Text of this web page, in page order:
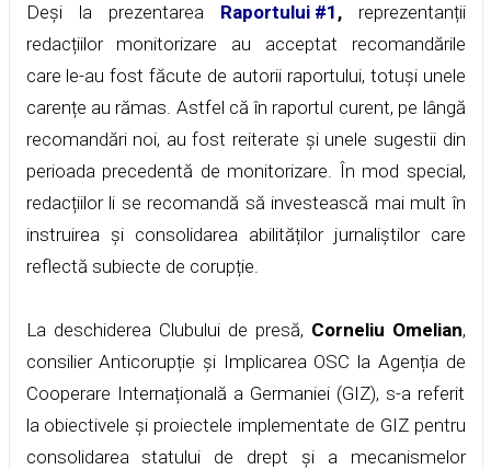
Deși la prezentarea Raportului #1 ,reprezentanții
redacțiilor monitorizare au acceptat recomandările
care le-au fost făcute de autorii raportului, totuși unele
carențe au rămas. Astfel că în raportul curent, pe lângă
recomandări noi, au fost reiterate și unele sugestii din
perioada precedentă de monitorizare. În mod special,
redacțiilor li se recomandă să investească mai mult în
instruirea și consolidarea abilităților jurnaliștilor care
reflectă subiecte de corupție.
La deschiderea Clubului de presă, Corneliu Omelian,
consilier Anticorupție și Implicarea OSC la Agenția de
Cooperare Internațională a Germaniei (GIZ), s-a referit
la obiectivele și proiectele implementate de GIZ pentru
consolidarea statului de drept și a mecanismelor